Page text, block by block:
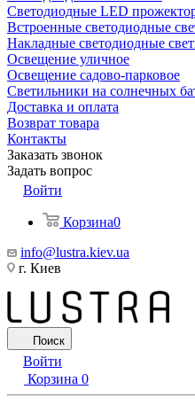
Светодиодные LED
Встроенные светодиодные
Накладные светодиодные
Освещение уличное
Освещение садово-парковое
Светильники на солнечных
Доставка и оплата
Возврат товара
Контакты
Заказать звонок
Задать вопрос
Войти
Корзина0
info@lustra.kiev.ua
г. Киев
Поиск
Войти
Корзина 0